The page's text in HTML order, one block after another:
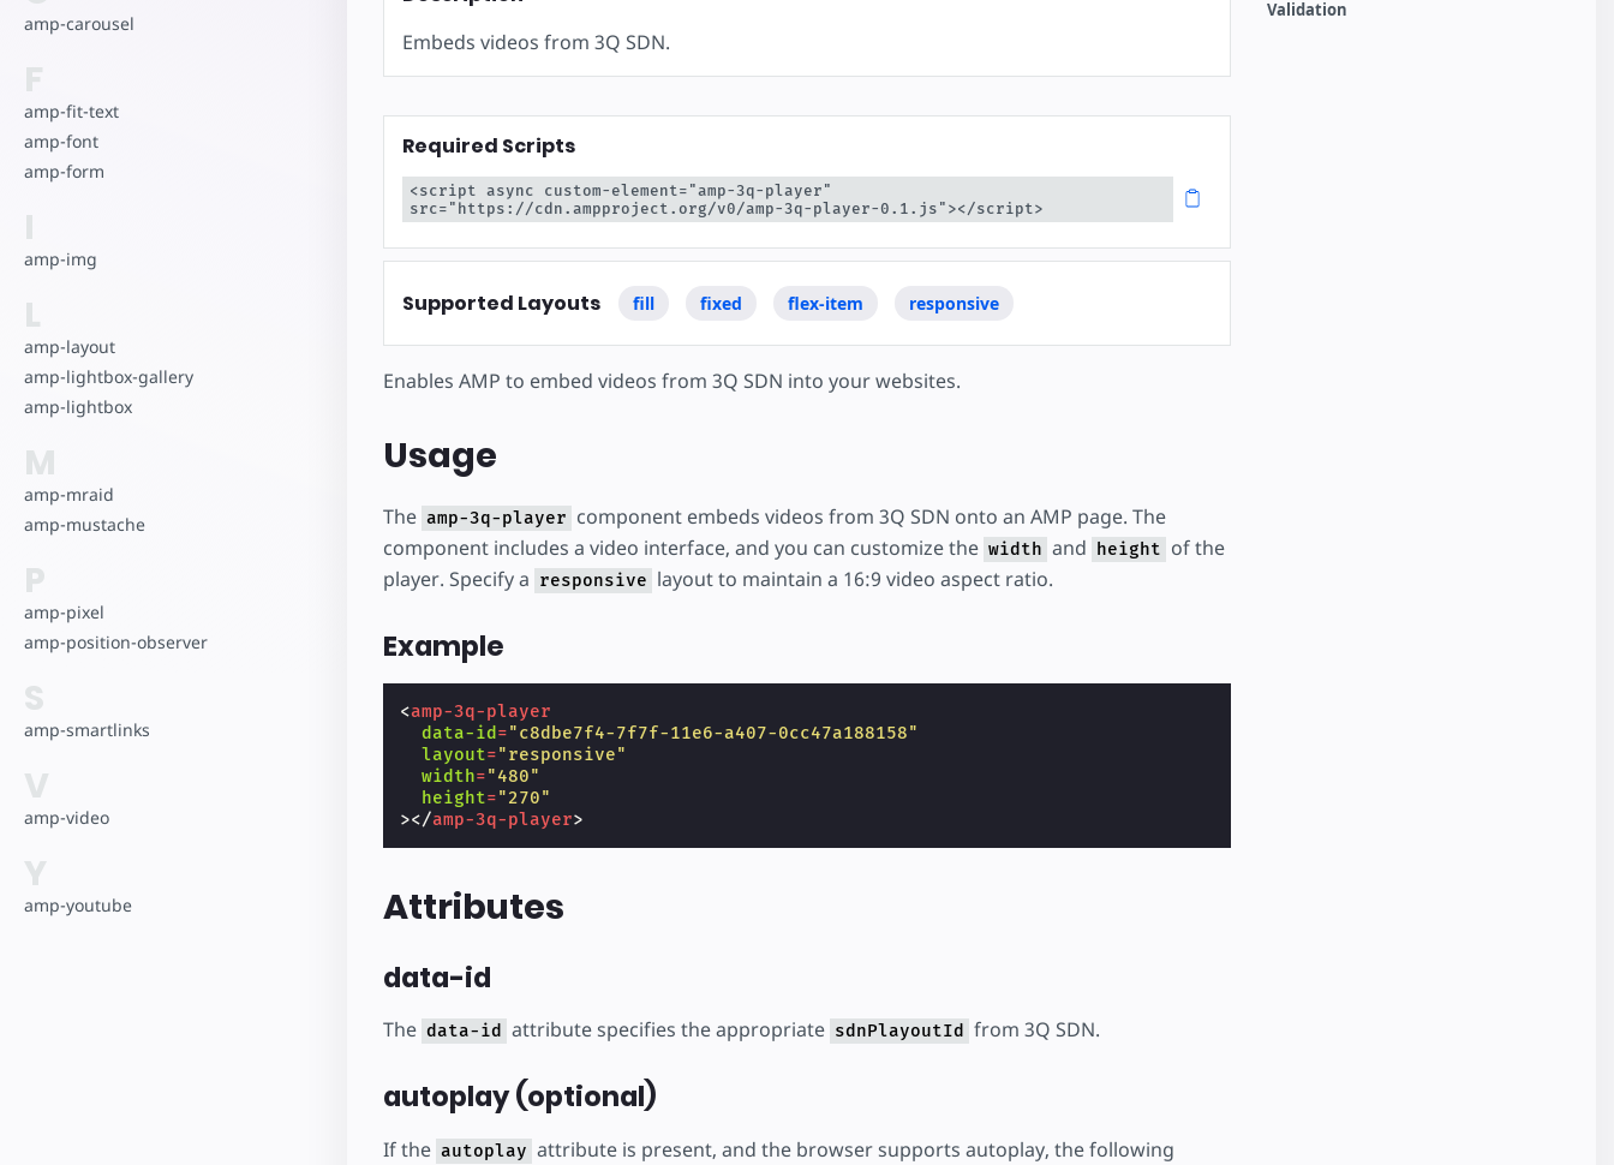
amp-carousel
amp-fit-text
amp-font
amp-form
amp-img
L
amp-layout
amp-lightbox-gallery
amp-lightbox
M
amp-mraid
amp-mustache
P
amp-pixel
amp-position-observer
S
amp-smartlinks
V
amp-video
Y
amp-youtube
Validation
Embeds videos from 3Q SDN.
Required Scripts
<script async custom-element="amp-3q-player"
src="https://cdn.ampproject.org/v0/amp-3q-player-0.1.js"></script>
Supported Layouts fill fixed flex-item responsive
Enables AMP to embed videos from 3Q SDN into your websites.
Usage
The amp-3q-player component embeds videos from 3Q SDN onto an AMP page. The
component includes a video interface, and you can customize the width and height of the
player. Specify a responsive layout to maintain a 16:9 video aspect ratio.
Example
<amp-3q-player
data-id ="c8dbe7f4-7f7f-11e6-a407-0cc47a188158"
layout="responsive"
width="480"
height="270"
></amp-3q-player>
Attributes
data-id
The data-id attribute specifies the appropriate sdnPlayoutId from 3Q SDN.
autoplay (optional)
If the autoplay attribute is present, and the browser supports autoplay, the following